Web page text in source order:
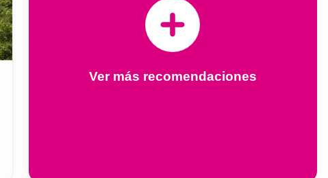
Ver más recomendaciones